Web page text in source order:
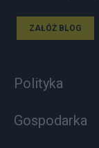
ZAŁÓŻ BLOG
Polityka
Gospodarka